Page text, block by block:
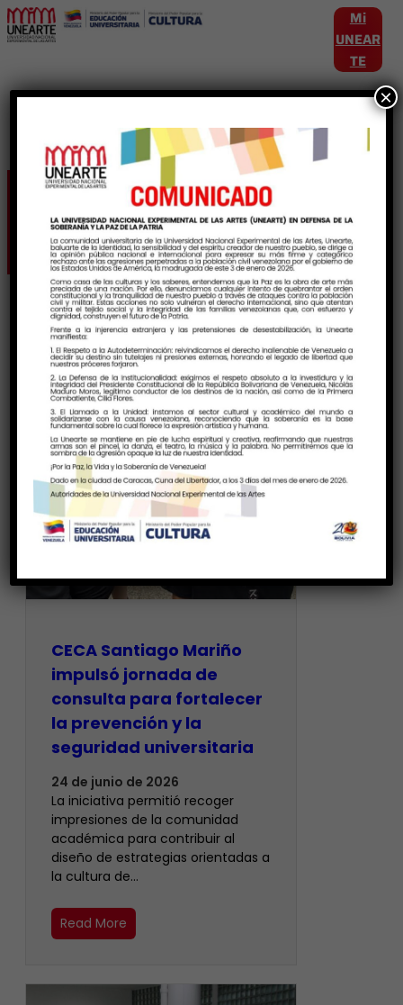
Mi
UNEAR
TE
Etiqueta:mincultura
CECA Santiago Mariño
impulsó jornada de
consulta para fortalecer
la prevención y la
seguridad universitaria
24 de junio de 2026
La iniciativa permitió recoger
impresiones de la comunidad
académica para contribuir al
diseño de estrategias orientadas a
la cultura de…
Read More
×